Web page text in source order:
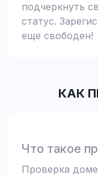
подчеркнуть
статус.
еще свободен!
КАК
Что такое
Проверка